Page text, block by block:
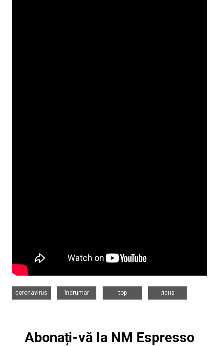
coronavirus
îndrumar
top
лена
Abonați-vă la NM Espresso